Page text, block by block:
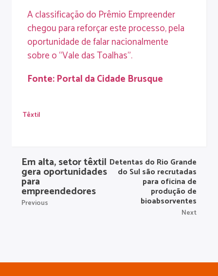
A classificação do Prêmio Empreender
chegou para reforçar este processo, pela
oportunidade de falar nacionalmente
sobre o “Vale das Toalhas”.
Fonte:Portal da Cidade Brusque
Têxtil
Em alta, setor têxtil
gera oportunidades
para
empreendedores
Previous
Detentas do Rio Grande
do Sul são recrutadas
para oficina de
produção de
bioabsorventes
Next